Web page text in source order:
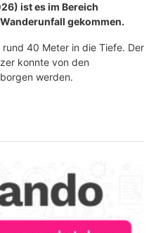
ist es im Bereich
gekommen.
40 Meter in die Tiefe. Der
konnte von den
werden.